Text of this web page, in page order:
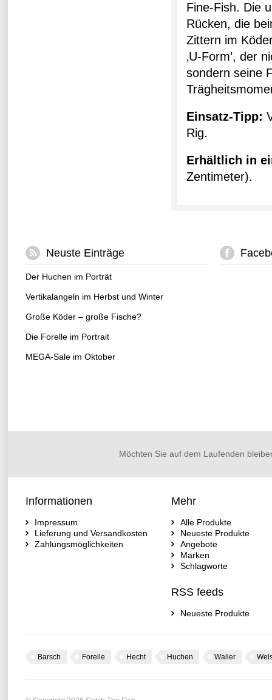
Fine-Fish. Die
Rücken, die
Zittern im
‚U-Form’, der
sondern seine
Einsatz-Tipp:
Rig.
Erhältlich in
Zentimeter).
Neuste Einträge
Der Huchen im Porträt
Vertikalangeln im Herbst und Winter
Große Köder – große Fische?
Die Forelle im Portrait
MEGA-Sale im Oktober
Möchten Sie auf dem Laufenden
Informationen
Impressum
Lieferung und Versandkosten
Zahlungsmöglichkeiten
Mehr
Alle Produkte
Neueste Produkte
Angebote
Marken
Schlagworte
RSS feeds
Neueste Produkte
Barsch Forelle Hecht Huchen Waller